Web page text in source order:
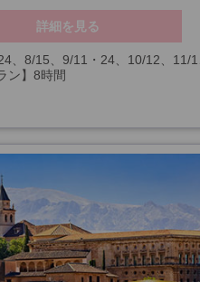
詳細を見る
、8/15、9/11・24、10/12、11/1
26・31、1/1・6、およびサグラ
ン】8時間